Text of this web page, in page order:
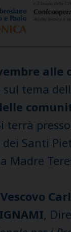
alle
tema
terrà
Santi
Madre
Vescovo
,